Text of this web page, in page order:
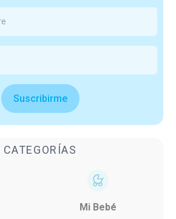
Suscribirme
CATEGORÍAS
Mi Bebé